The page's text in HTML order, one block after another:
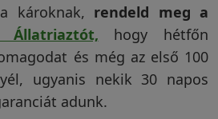
károknak, rendeld meg a
Állatriaztót, hogy hétfőn
és még az első 100
ugyanis nekik 30 napos
adunk.